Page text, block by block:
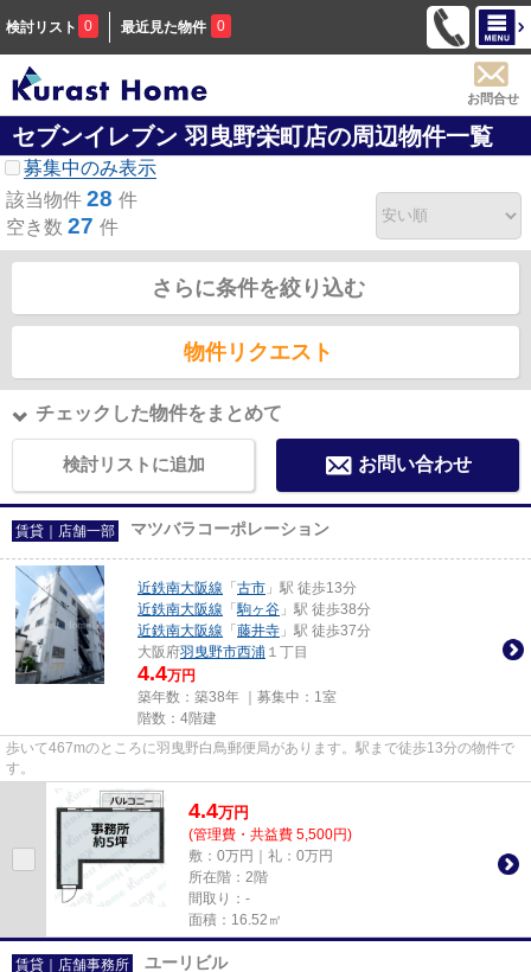
検討リスト 0 最近見た物件 0
お問合せ
セブンイレブン 羽曳野栄町店の周辺物件一覧
募集中のみ表示
該当物件 28 件
空き数 27 件
さらに条件を絞り込む
物件リクエスト
チェックした物件をまとめて
検討リストに追加 お問い合わせ
賃貸｜店舗一部 マツバラコーポレーション
近鉄南大阪線 「 古市 」駅 徒歩13分
近鉄南大阪線 「駒ヶ谷 」駅 徒歩38分
近鉄南大阪線 「 藤井寺 」駅 徒歩37分
大阪府羽曳野市西浦 １丁目
4.4万円
築年数：築38年 ｜募集中： 1室
階数：4階建
歩いて467mのところに羽曳野白鳥郵便局があります。駅まで徒歩13分の物件で
す。
4.4万円
(管理費・共益費 5,500円)
敷：0万円｜礼：0万円
所在階：2階
間取り：-
面積：16.52㎡
賃貸｜店舗事務所 ユーリビル